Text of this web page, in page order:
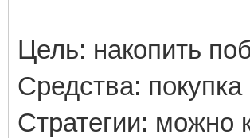
Цель: накопить
Средства:
Стратегии: можно